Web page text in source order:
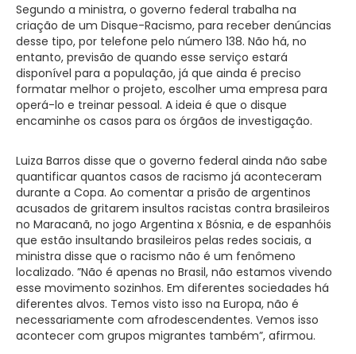
Segundo a ministra, o governo federal trabalha na
criação de um Disque-Racismo, para receber denúncias
desse tipo, por telefone pelo número 138. Não há, no
entanto, previsão de quando esse serviço estará
disponível para a população, já que ainda é preciso
formatar melhor o projeto, escolher uma empresa para
operá-lo e treinar pessoal. A ideia é que o disque
encaminhe os casos para os órgãos de investigação.
Luiza Barros disse que o governo federal ainda não sabe
quantificar quantos casos de racismo já aconteceram
durante a Copa. Ao comentar a prisão de argentinos
acusados de gritarem insultos racistas contra brasileiros
no Maracanã, no jogo Argentina x Bósnia, e de espanhóis
que estão insultando brasileiros pelas redes sociais, a
ministra disse que o racismo não é um fenômeno
localizado. ”Não é apenas no Brasil, não estamos vivendo
esse movimento sozinhos. Em diferentes sociedades há
diferentes alvos. Temos visto isso na Europa, não é
necessariamente com afrodescendentes. Vemos isso
acontecer com grupos migrantes também”, afirmou.